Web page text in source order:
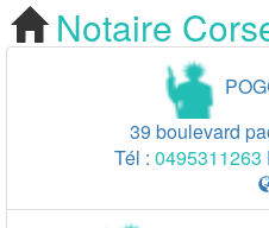
Notaire
Notaire
39 boulevard
Tél : 0495311263